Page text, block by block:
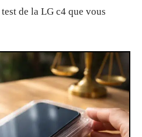
de la LG c4 que vous